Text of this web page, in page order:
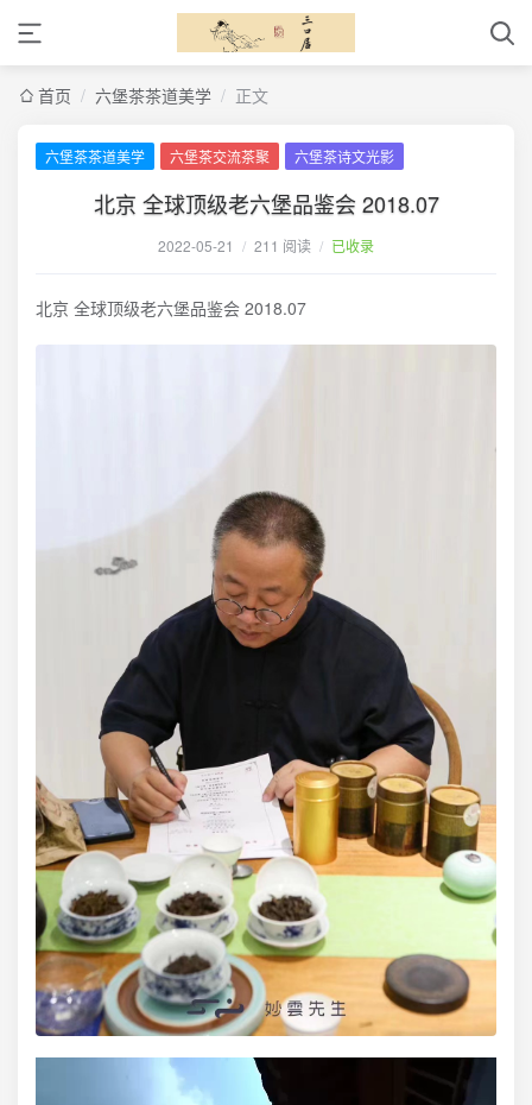
首页 / 六堡茶茶道美学 / 正文
六堡茶茶道美学 六堡茶交流茶聚 六堡茶诗文光影
北京 全球顶级老六堡品鉴会 2018.07
2022-05-21 / 211 阅读 / 已收录
北京 全球顶级老六堡品鉴会 2018.07